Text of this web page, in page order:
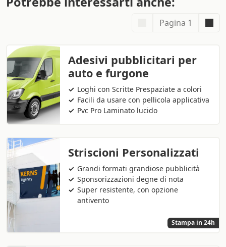
Pagina 1
Adesivi pubblicitari per
auto e furgone
Loghi con Scritte Prespaziate a colori
Facili da usare con pellicola applicativa
Pvc Pro Laminato lucido
Striscioni Personalizzati
Grandi formati grandiose pubblicità
Sponsorizzazioni degne di nota
Super resistente, con opzione
antivento
Stampa in 24h